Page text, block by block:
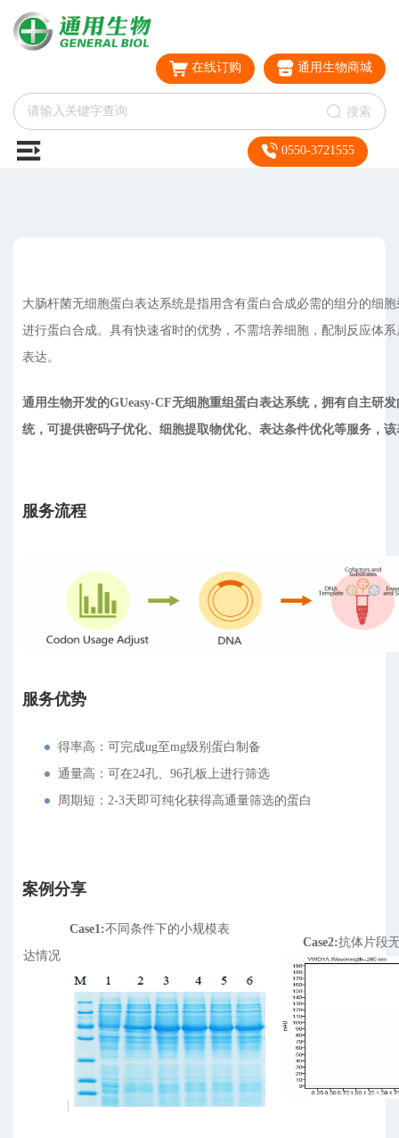
在线订购 通用生物商城
搜索
0550-3721555
大肠杆菌无细胞蛋白表达系统是指用含有蛋白合成必需的组分的细
进行蛋白合成。具有快速省时的优势，不需培养细胞，配制反应体
表达。
通用生物开发的GUeasy-CF无细胞重组蛋白表达系统，拥有自主研
统，可提供密码子优化、细胞提取物优化、表达条件优化等服务，
服务流程
服务优势
得率高：可完成ug至mg级别蛋白制备
通量高：可在24孔、96孔板上进行筛选
周期短：2-3天即可纯化获得高通量筛选的蛋白
案例分享
Case1:不同条件下的小规模表
达情况
Case2:抗体片段